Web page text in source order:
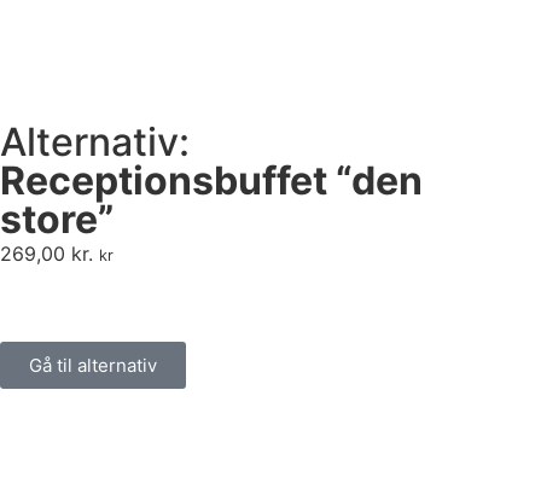
Alternativ:
Receptionsbuffet “den
store”
269,00 kr. kr
Gå til alternativ